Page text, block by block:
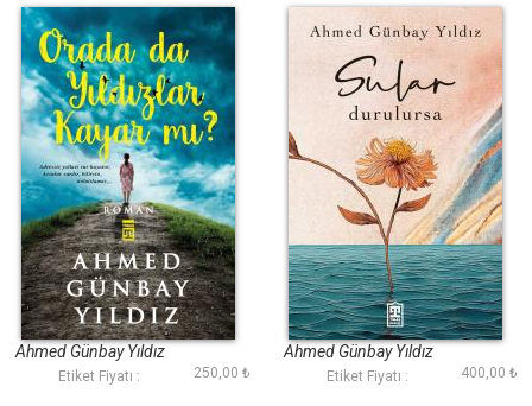
Orada da Yıldızlar
Kayar mı?
Ahmed Günbay Yıldız
Etiket Fiyatı : 250,00 ₺
Sular Durulursa
Ahmed Günbay Yıldız
Etiket Fiyatı : 400,00 ₺